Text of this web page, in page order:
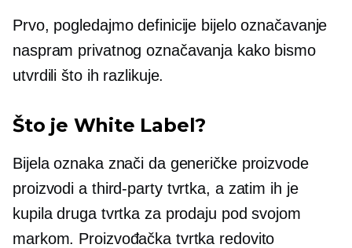
Prvo, pogledajmo definicije bijelo označavanje
naspram privatnog označavanja kako bismo
utvrdili što ih razlikuje.
Što je White Label?
Bijela oznaka znači da generičke proizvode
proizvodi a third-partytvrtka, a zatim ih je
kupila druga tvrtka za prodaju pod svojom
markom. Proizvođačka tvrtka redovito